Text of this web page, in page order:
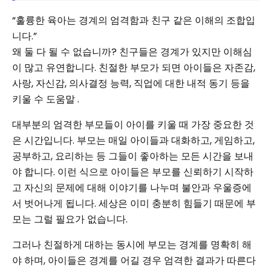
“훌륭한 육아는 경계의 엄격함과 친구 같은 이해의 조합입
니다.”
왜 둘 다 될 수 없습니까? 친구들은 경계가 있지만 이해심
이 많고 유연합니다. 친절한 부모가 되면 아이들은 자존감,
사랑, 자신감, 의사결정 능력, 직업에 대한 내적 동기 등을
키울 수 도움말 .
대부분의 엄격한 부모들이 아이를 키울 때 가장 중요한 것
은 시간입니다. 부모는 매일 아이들과 대화하고, 게임하고,
공부하고, 요리하는 등 그들이 좋아하는 모든 시간을 보내
야 합니다. 이런 식으로 아이들은 부모를 신뢰하기 시작하
고 자신의 문제에 대해 이야기를 나누며 불안과 우울증에
서 벗어나게 됩니다. 세상은 이미 충분히 힘들기 때문에 부
모는 그럴 필요가 없습니다.
그러나 친절하게 대하는 동시에 부모는 경계를 명확히 해
야 하며, 아이들은 경계를 어길 경우 엄격한 결과가 따른다